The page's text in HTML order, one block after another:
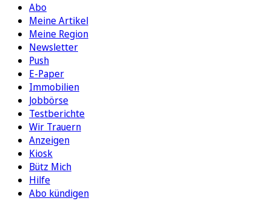
Abo
Meine Artikel
Meine Region
Newsletter
Push
E-Paper
Immobilien
Jobbörse
Testberichte
Wir Trauern
Anzeigen
Kiosk
Bütz Mich
Hilfe
Abo kündigen